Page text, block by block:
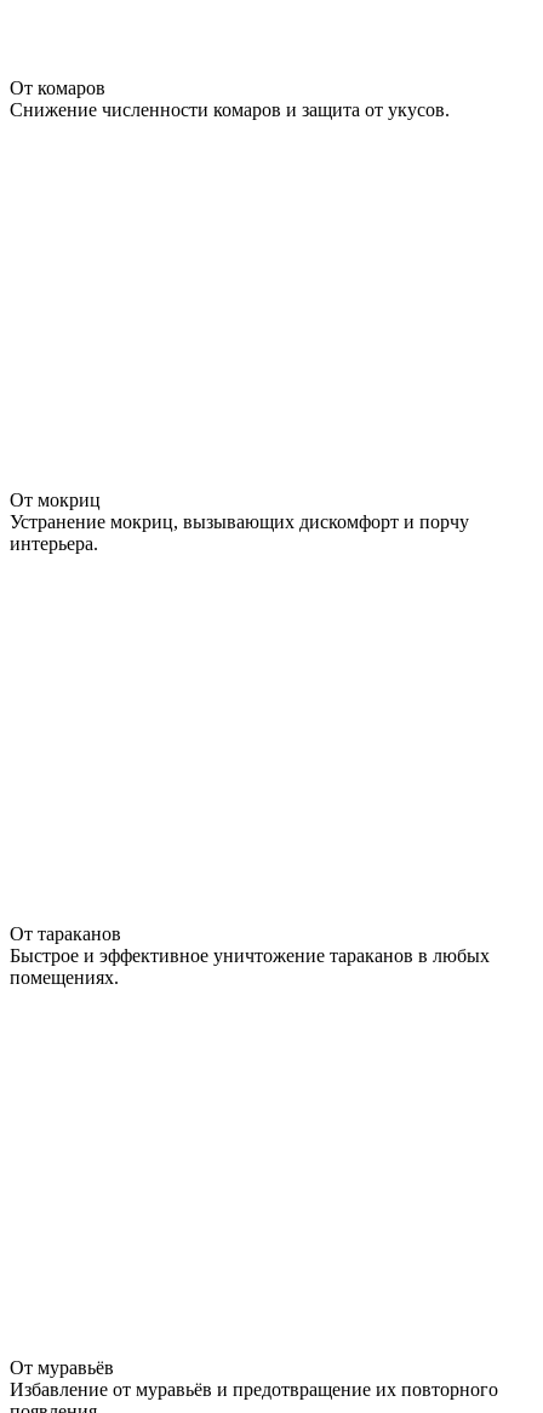
От комаров
Снижение численности комаров и защита от укусов.
От мокриц
Устранение мокриц, вызывающих дискомфорт и порчу
интерьера.
От тараканов
Быстрое и эффективное уничтожение тараканов в любых
помещениях.
От муравьёв
Избавление от муравьёв и предотвращение их повторного